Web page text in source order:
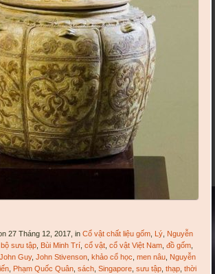
27 Tháng 12, 2017, inCổ vật chất liệu gốm Lý Nguyễn
bộ sưu tập Bùi Minh Trí ,cổ vật ,cổ vật Việt Nam ,đồ gốm
John Guy,John Stivenson ,khảo cổ học ,men nâu Nguyễn
Phạm Quốc Quân ,sách ,Singapore ,sưu tập ,thạp ,thời